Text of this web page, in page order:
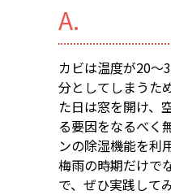
A.
カビは温度が20
分としてしまうた
た日は窓を開け、
る要因をなるべく
ンの除湿機能を利
梅雨の時期だけで
で、ぜひ実践して